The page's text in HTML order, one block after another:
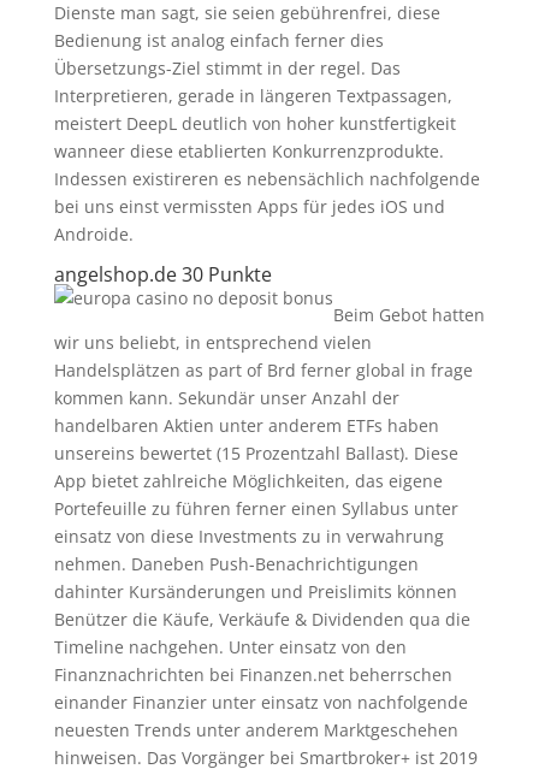
Dienste man sagt, sie seien gebührenfrei, diese
Bedienung ist analog einfach ferner dies
Übersetzungs-Ziel stimmt in der regel. Das
Interpretieren, gerade in längeren Textpassagen,
meistert DeepL deutlich von hoher kunstfertigkeit
wanneer diese etablierten Konkurrenzprodukte.
Indessen existireren es nebensächlich nachfolgende
bei uns einst vermissten Apps für jedes iOS und
Androide.
angelshop.de 30 Punkte
Beim Gebot hatten
wir uns beliebt, in entsprechend vielen
Handelsplätzen as part of Brd ferner global in frage
kommen kann. Sekundär unser Anzahl der
handelbaren Aktien unter anderem ETFs haben
unsereins bewertet (15 Prozentzahl Ballast). Diese
App bietet zahlreiche Möglichkeiten, das eigene
Portefeuille zu führen ferner einen Syllabus unter
einsatz von diese Investments zu in verwahrung
nehmen. Daneben Push-Benachrichtigungen
dahinter Kursänderungen und Preislimits können
Benützer die Käufe, Verkäufe & Dividenden qua die
Timeline nachgehen. Unter einsatz von den
Finanznachrichten bei Finanzen.net beherrschen
einander Finanzier unter einsatz von nachfolgende
neuesten Trends unter anderem Marktgeschehen
hinweisen. Das Vorgänger bei Smartbroker+ ist 2019